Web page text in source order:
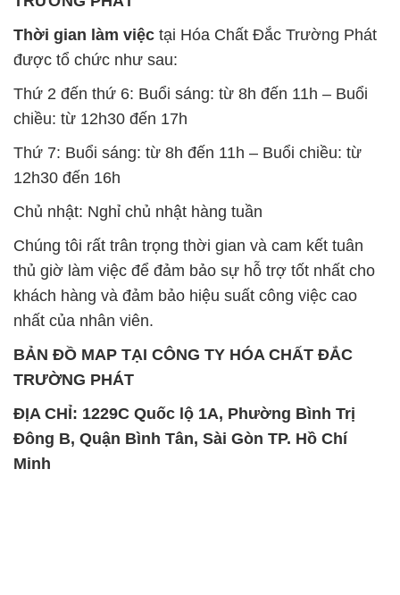
Thời gian làm việc tại Hóa Chất Đắc Trường Phát
được tổ chức như sau:
Thứ 2 đến thứ 6: Buổi sáng: từ 8h đến 11h – Buổi
chiều: từ 12h30 đến 17h
Thứ 7: Buổi sáng: từ 8h đến 11h – Buổi chiều: từ
12h30 đến 16h
Chủ nhật: Nghỉ chủ nhật hàng tuần
Chúng tôi rất trân trọng thời gian và cam kết tuân
thủ giờ làm việc để đảm bảo sự hỗ trợ tốt nhất cho
khách hàng và đảm bảo hiệu suất công việc cao
nhất của nhân viên.
BẢN ĐỒ MAP TẠI CÔNG TY HÓA CHẤT ĐẮC
TRƯỜNG PHÁT
ĐỊA CHỈ: 1229C Quốc lộ 1A, Phường Bình Trị
Đông B, Quận Bình Tân, Sài Gòn TP. Hồ Chí
Minh